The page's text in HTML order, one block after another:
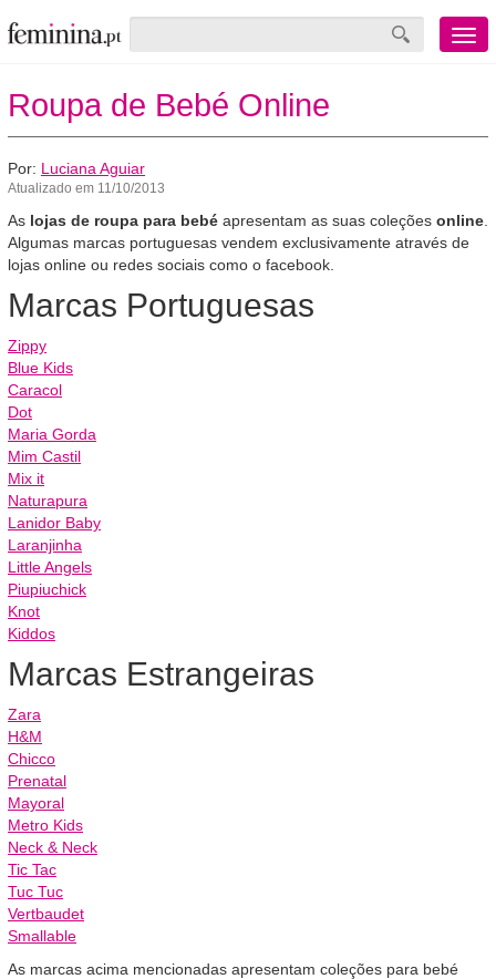
Menu
mobile
Roupa de Bebé Online
Por: Luciana Aguiar
Atualizado em 11/10/2013
As lojas de roupa para bebé apresentam as suas coleções online
Algumas marcas portuguesas vendem exclusivamente através de
lojas online ou redes sociais como o facebook.
Marcas Portuguesas
Zippy
Blue Kids
Caracol
Dot
Maria Gorda
Mim Castil
Mix it
Naturapura
Lanidor Baby
Laranjinha
Little Angels
Piupiuchick
Knot
Kiddos
Marcas Estrangeiras
Zara
H&M
Chicco
Prenatal
Mayoral
Metro Kids
Neck & Neck
Tic Tac
Tuc Tuc
Vertbaudet
Smallable
As marcas acima mencionadas apresentam coleções para bebé